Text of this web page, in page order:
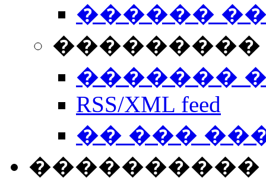
������
���������
�������
RSS/XML feed
�� ���
����������